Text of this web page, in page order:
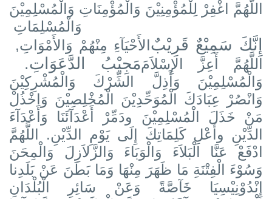
اللَّهُمَّ اغْفِرْ لِلْمُؤْمِنِيْنَ وَالْمُؤْمِنَاتِ وَالْمُسْلِمِيْنَ
وَالْمُسْلِمَاتِ
الأَحْيَآءِ مِنْهُمْ وَالأَمْوَاتِ, إِنَّكَ سَمِيْعٌ قَرِيْبٌ
مَجِيْبُ الدَّعَوَاتِ.اللَّهُمَّ أَعِزَّ الإِسْلاَمَ
وَالْمُسْلِمِيْنَ وَأَذِلَّ الشِّرْكَ وَالْمُشْرِكِيْنَ
وَانْصُرْ عِبَادَكَ الْمُوَحِّدِيْنَ الْمُخْلِصِيْنَ وَاخْذُلْ
مَنْ خَذَلَ الْمُسْلِمِيْنَ ودَمِّرْ أَعْدَآئَنَا وَأَعْدَآءَ
الدِّيْنِ وأَعْلِ كَلِمَاتِكَ إِلَى يَوْمِ الدِّيْنِ. اللَّهُمَّ
ادْفَعْ عَنَّا الْبَلاَءَ وَالْوَبَاءَ وَالزَّلاَزِلَ وَالْمِحَنَ
وَسُوْءَ الْفِتْنَةِ مَا ظَهَرَ مِنْهَا وَمَا بَطَنَ عَنْ بَلَدِنا
إِنْدُوْنِيْسِيَا خَآصَّةً وَعَنْ سَائِرِ الْبُلْدَانِ